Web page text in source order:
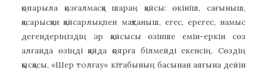
қопарыла қозғалмасқа шараң қайсы: өкініш, сағыныш,
қасарысқан қайсарлық пен мақтаныш, егес, ерегес, намыс
дегендеріңіздің әр қайсысы өзінше емін-еркін сөз
алғанда өзіңді қайда қоярға білмейді екенсің. Сөздің
қысқасы, «Шер толғау» кітабының басынан аяғына дейін